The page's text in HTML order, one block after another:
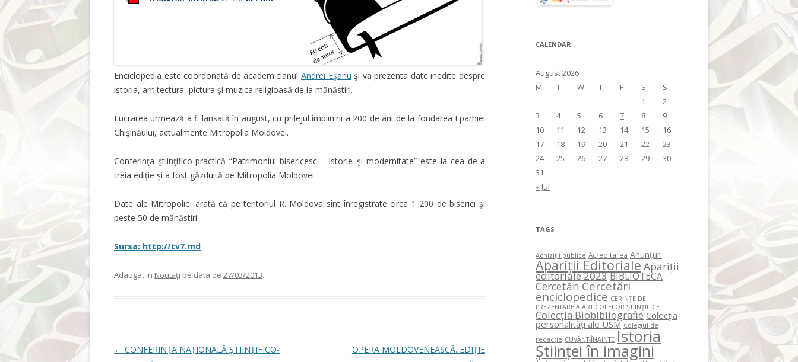
Enciclopedia este coordonată de academicianul Andrei Eşanu şi va prezenta date inedite despre
istoria, arhitectura, pictura şi muzica religioasă de la mănăstiri.
Lucrarea urmează a fi lansată în august, cu prilejul împlinirii a 200 de ani de la fondarea Eparhiei
Chişinăului, actualmente Mitropolia Moldovei.
Conferinţa ştiinţifico-practică “Patrimoniul bisericesc – istorie şi modernitate” este la cea de-a
treia ediţie şi a fost găzduită de Mitropolia Moldovei.
Date ale Mitropoliei arată că pe teritoriul R. Moldova sînt înregistrate circa 1 200 de biserici şi
peste 50 de mănăstiri.
Sursa: http://tv7.md
Adaugat in Noutăți pe data de 27/03/2013.
Post navigation
← CONFERINȚA NAȚIONALĂ ȘTIINȚIFICO-
OPERA MOLDOVENEASCĂ. EDIȚIE
CALENDAR
August 2026
M
T W T F S S
« Jul
1
2
3
4 5 6 7 8
9
10
11 12 13 14 15
16
17
18 19 20 21 22
23
24
25 26 27 28 29
30
31
TAGS
Achiziții publice Acreditarea Anunțuri
Apariții Editoriale Apariții
editoriale 2023BIBLIOTECA
Cercetări Cercetări
enciclopedice CERINŢE DE
PREZENTARE A ARTICOLELOR ŞTIINŢIFICE
Colecția Biobibliografie Colecția
personalități ale USM Colegiul de
redacție CUVÂNT-ÎNAINTE Istoria
Științei în imagini